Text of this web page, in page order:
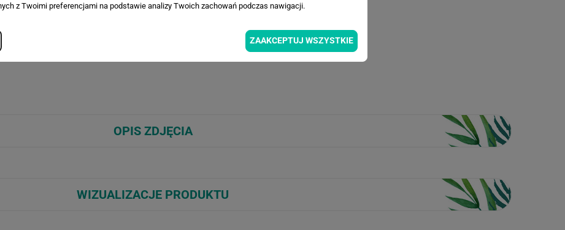
OPIS ZDJĘCIA
WIZUALIZACJE PRODUKTU
z Twoimi preferencjami na podstawie analizy Twoich zachowań podczas nawigacji.
ZAAKCEPTUJ WSZYSTKIE